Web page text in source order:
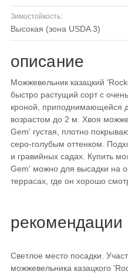
Зимостойкость:
высокая (зона USDA 3)
описание
Можжевельник казацкий
быстро растущий сорт с
кроной, приподнимающейся
возрастом до 2 м. Хвоя
Gem' густая, плотно
серо-голубым оттенком.
и гравийных садах. Купить
Gem' можно для высадки на
террасах, где он хорошо
Светлое место посадки.
можжевельника казацкого